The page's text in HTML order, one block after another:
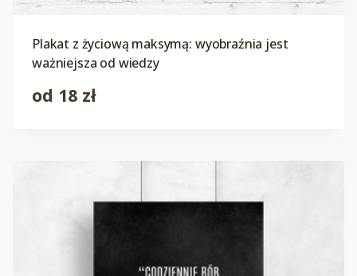
Plakat z życiową maksymą: wyobraźnia jest
ważniejsza od wiedzy
od 18 zł